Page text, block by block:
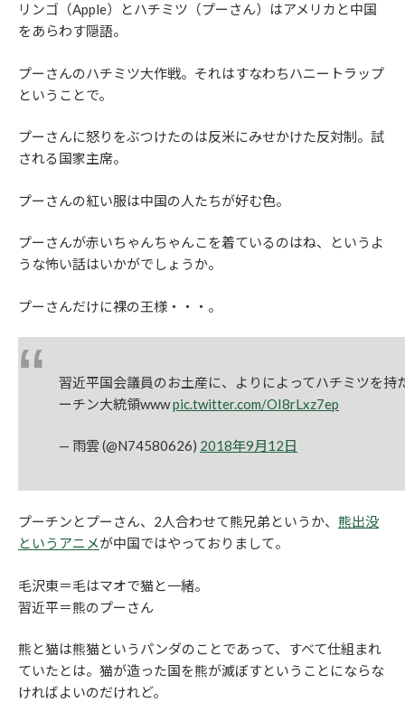
リンゴ（Apple）とハチミツ（プーさん）はアメリカと中国
をあらわす隠語。
プーさんのハチミツ大作戦。それはすなわちハニートラップ
ということで。
プーさんに怒りをぶつけたのは反米にみせかけた反対制。試
される国家主席。
プーさんの紅い服は中国の人たちが好む色。
プーさんが赤いちゃんちゃんこを着ているのはね、というよ
うな怖い話はいかがでしょうか。
プーさんだけに裸の王様・・・。
習近平国会議員のお土産に、よりによってハチミツを持
ーチン大統領wwwpic.twitter.com/OI8rLxz7ep
— 雨雲 (@N74580626) 2018年9月12日
プーチンとプーさん、2人合わせて熊兄弟というか、 熊出没
というアニメが中国ではやっておりまして。
毛沢東＝毛はマオで猫と一緒。
習近平＝熊のプーさん
熊と猫は熊猫というパンダのことであって、すべて仕組まれ
ていたとは。猫が造った国を熊が滅ぼすということにならな
ければよいのだけれど。